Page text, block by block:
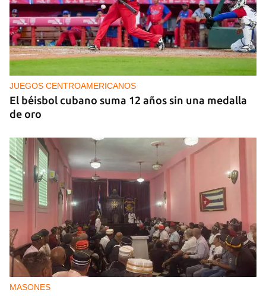
NICARAGUA
EE UU propone a la OEA convocar a los
cancilleres para "tomar medidas" contra las
decisiones de Ortega
JUEGOS CENTROAMERICANOS
El béisbol cubano suma 12 años sin una medalla
de oro
MASONES